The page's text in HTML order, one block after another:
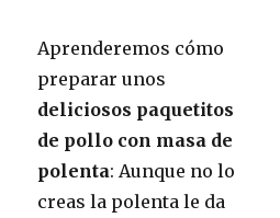
Aprenderemos cómo
preparar unos
deliciosos paquetitos
de pollo con masa de
polenta: Aunque no lo
creas la polenta le da